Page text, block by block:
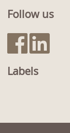
Follow us
Labels